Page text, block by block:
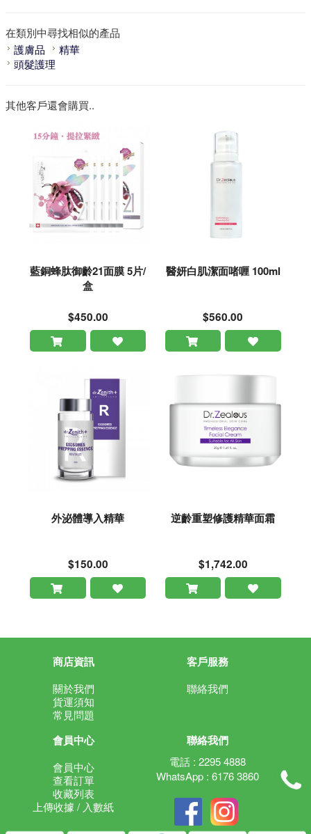
在類別中尋找相似的產品
護膚品
精華
頭髮護理
其他客戶還會購買..
藍銅蜂肽御齡21面膜 5片/
盒
$450.00
醫妍白肌潔面啫喱 100ml
$560.00
外泌體導入精華
$150.00
逆齡重塑修護精華面霜
$1,742.00
商店資訊
關於我們
貨運須知
常見問題
客戶服務
聯絡我們
會員中心
會員中心
查看訂單
收藏列表
上傳收據 / 入數紙
聯絡我們
電話 : 2295 4888
WhatsApp : 6176 3860